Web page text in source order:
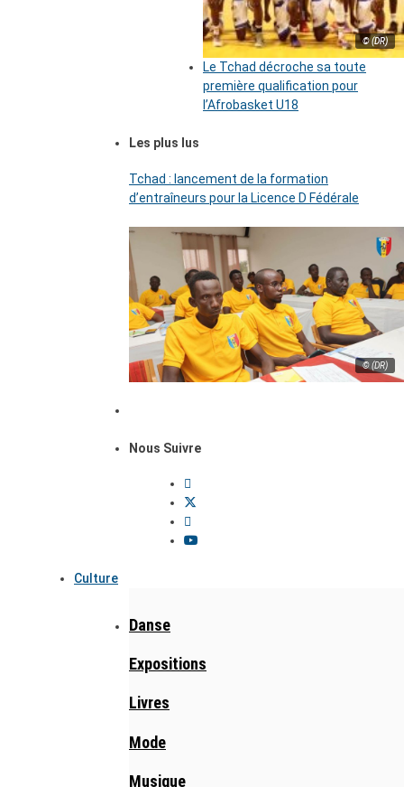
© (DR)
Le Tchad décroche sa toute
première qualification pour
l’Afrobasket U18
Les plus lus
Tchad : lancement de la formation
d’entraîneurs pour la Licence D Fédérale
© (DR)
Nous Suivre
Culture
Danse
Expositions
Livres
Mode
Musique